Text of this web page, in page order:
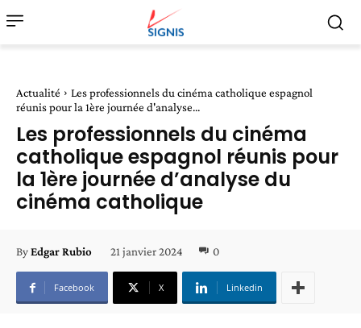
Actualité
Les professionnels du cinéma catholique espagnol
réunis pour la 1ère journée d'analyse...
Les professionnels du cinéma
catholique espagnol réunis pour
la 1ère journée d’analyse du
cinéma catholique
ByEdgar Rubio 21 janvier 2024 0
Facebook X Linkedin